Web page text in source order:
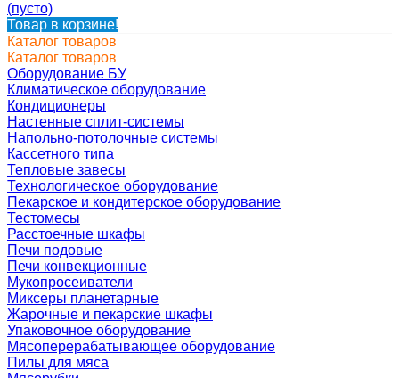
(пусто)
Товар в корзине!
Каталог товаров
Каталог товаров
Оборудование БУ
Климатическое оборудование
Кондиционеры
Настенные сплит-системы
Напольно-потолочные системы
Кассетного типа
Тепловые завесы
Технологическое оборудование
Пекарское и кондитерское оборудование
Тестомесы
Расстоечные шкафы
Печи подовые
Печи конвекционные
Мукопросеиватели
Миксеры планетарные
Жарочные и пекарские шкафы
Упаковочное оборудование
Мясоперерабатывающее оборудование
Пилы для мяса